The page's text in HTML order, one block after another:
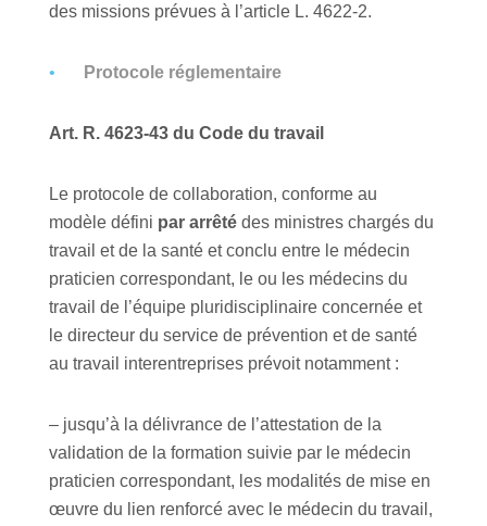
des missions prévues à l’article L. 4622-2.
Protocole réglementaire
Art. R. 4623-43 du Code du travail
Le protocole de collaboration, conforme au
modèle défini par arrêtédes ministres chargés du
travail et de la santé et conclu entre le médecin
praticien correspondant, le ou les médecins du
travail de l’équipe pluridisciplinaire concernée et
le directeur du service de prévention et de santé
au travail interentreprises prévoit notamment :
– jusqu’à la délivrance de l’attestation de la
validation de la formation suivie par le médecin
praticien correspondant, les modalités de mise en
œuvre du lien renforcé avec le médecin du travail,